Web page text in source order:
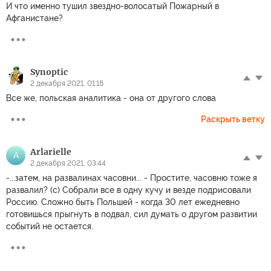
И что именно тушил звездно-волосатый Пожарный в
Афганистане?
Synoptic
2 декабря 2021, 01:18
Все же, польская аналитика - она от другого слова
Раскрыть ветку
A Arlarielle
2 декабря 2021, 03:44
-...затем, на развалинах часовни... - Простите, часовню тоже я
развалил? (с) Собрали все в одну кучу и везде подрисовали
Россию. Сложно быть Польшей - когда 30 лет ежедневно
готовишься прыгнуть в подвал, сил думать о другом развитии
событий не остается.